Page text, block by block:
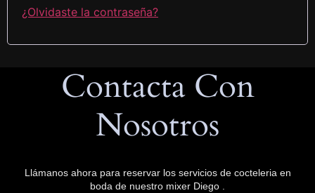
¿Olvidaste la contraseña?
Contacta Con
Nosotros
Llámanos ahora para reservar los servicios de cocteleria en
boda de nuestro mixer Diego .